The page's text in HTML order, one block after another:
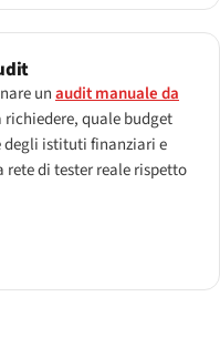
unaudit manuale da
quale budget
degli istituti finanziari e
di tester reale rispetto